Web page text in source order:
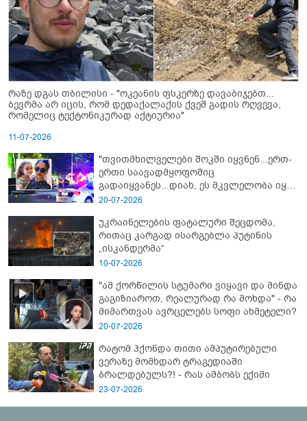
რაზე დგას თბილისი - "ოკეანის ფსკერზე დავაბიჯებთ...
ბევრმა არ იცის, რომ დედაქალაქის ქვეშ გადის რღვევა,
რომელიც ტექტონიკურად აქტიურია"
11-07-2026
"თვითმხილველები შოკში იყვნენ...ერთ-
ერთი საავადმყოფოშიც
გადაიყვანეს...დიახ, ეს მკვლელობა იყო"
- გორში დატრიალებული ტრაგედიის
20-07-2026
უკრაინელების ფატალური შეცდომა,
რითაც კარგად ისარგებლა პუტინის
„ისკანდერმა“
10-07-2026
"ამ ქორწილის სტუმარი ვიყავი და მინდა
გაგიზიაროთ, რეალურად რა მოხდა" - რა
მიმართვას ავრცელებს სოფი ახმეტელი?
20-07-2026
რატომ ჰქონდა თითი ამპუტირებული
ვერაზე მომხდარ ტრაგედიაში
ბრალდებულს?! - რას ამბობს ექიმი
23-07-2026